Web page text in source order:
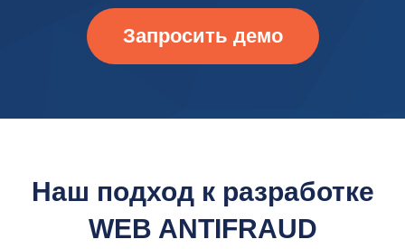
Запросить демо
Наш подход к разработке
WEB ANTIFRAUD